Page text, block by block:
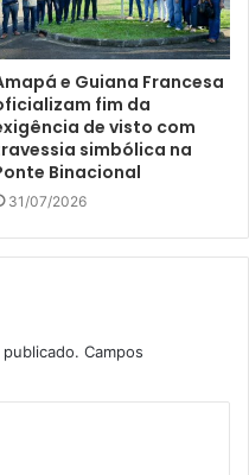
e Guiana Francesa
fim da
de visto com
simbólica na
Binacional
31/07/2026
Campos